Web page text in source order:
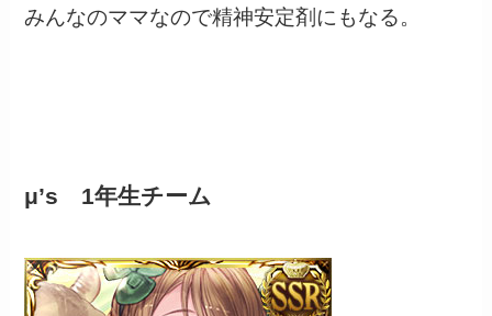
みんなのママなので精神安定剤にもなる。
μ’s 1年生チーム